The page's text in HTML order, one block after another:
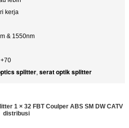
kerja
& 1550nm
splitter, serat optik splitter
1 × 32 FBT Coulper ABS SM DW CATV
distribusi